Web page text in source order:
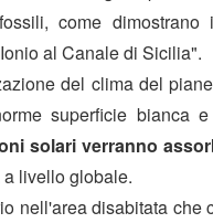
come
al Canale di Sicilia".
del clima del
superficie bianca
solari verranno
livello globale.
nell'area disabitata che